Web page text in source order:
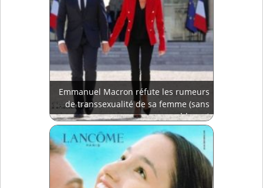
Emmanuel Macron réfute les rumeurs
de transsexualité de sa femme (sans
blague)